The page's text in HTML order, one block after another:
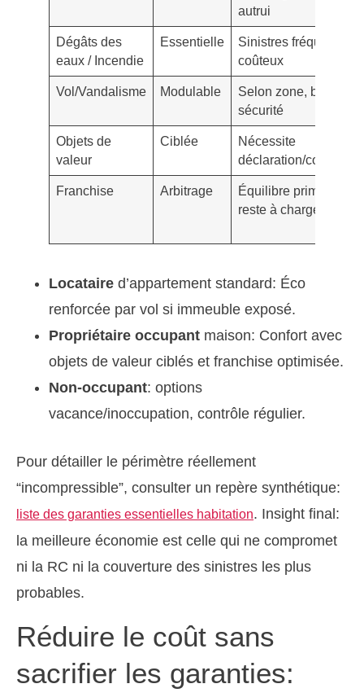
autrui
Dégâts des
eaux / Incendie
Essentielle
Sinistres fréquents et
coûteux
Vol/Vandalisme Modulable
Selon zone, biens,
sécurité
Objets de
valeur
Ciblée
Nécessite
déclaration/conditions
Franchise Arbitrage
Équilibre prime vs
reste à charge
Locataire d’appartement standard: Éco
renforcée par vol si immeuble exposé.
Propriétaire occupant maison: Confort avec
objets de valeur ciblés et franchise optimisée.
Non-occupant: options
vacance/inoccupation, contrôle régulier.
Pour détailler le périmètre réellement
“incompressible”, consulter un repère synthétique:
liste des garanties essentielles habitation. Insight final:
la meilleure économie est celle qui ne compromet
ni la RC ni la couverture des sinistres les plus
probables.
Réduire le coût sans
sacrifier les garanties: